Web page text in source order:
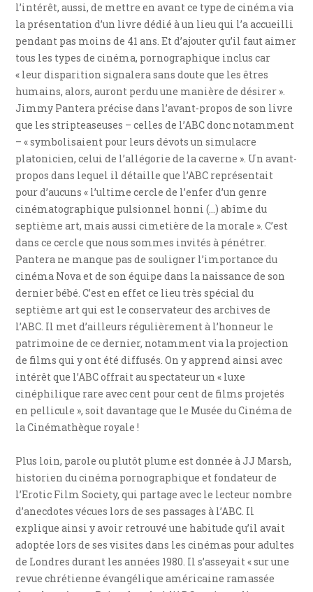
l’intérêt, aussi, de mettre en avant ce type de cinéma via
la présentation d’un livre dédié à un lieu qui l’a accueilli
pendant pas moins de 41 ans. Et d’ajouter qu’il faut aimer
tous les types de cinéma, pornographique inclus car
« leur disparition signalera sans doute que les êtres
humains, alors, auront perdu une manière de désirer ».
Jimmy Pantera précise dans l’avant-propos de son livre
que les stripteaseuses – celles de l’ABC donc notamment
– « symbolisaient pour leurs dévots un simulacre
platonicien, celui de l’allégorie de la caverne ». Un avant-
propos dans lequel il détaille que l’ABC représentait
pour d’aucuns « l’ultime cercle de l’enfer d’un genre
cinématographique pulsionnel honni (…) abîme du
septième art, mais aussi cimetière de la morale ». C’est
dans ce cercle que nous sommes invités à pénétrer.
Pantera ne manque pas de souligner l’importance du
cinéma Nova et de son équipe dans la naissance de son
dernier bébé. C’est en effet ce lieu très spécial du
septième art qui est le conservateur des archives de
l’ABC. Il met d’ailleurs régulièrement à l’honneur le
patrimoine de ce dernier, notamment via la projection
de films qui y ont été diffusés. On y apprend ainsi avec
intérêt que l’ABC offrait au spectateur un « luxe
cinéphilique rare avec cent pour cent de films projetés
en pellicule », soit davantage que le Musée du Cinéma de
la Cinémathèque royale !
Plus loin, parole ou plutôt plume est donnée à JJ Marsh,
historien du cinéma pornographique et fondateur de
l’Erotic Film Society, qui partage avec le lecteur nombre
d’anecdotes vécues lors de ses passages à l’ABC. Il
explique ainsi y avoir retrouvé une habitude qu’il avait
adoptée lors de ses visites dans les cinémas pour adultes
de Londres durant les années 1980. Il s’asseyait « sur une
revue chrétienne évangélique américaine ramassée